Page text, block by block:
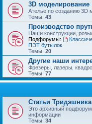
3D моделирование
Ателье по созданию 3D
Темы: 43
Производство
Наши конструкции,
Подфорумы:
ПЭТ бутылок
Темы: 20
Другие наши
Фрезеры, лазеры,
Темы: 77
Статьи Тридэшника
Это архивный
информации
Темы: 34